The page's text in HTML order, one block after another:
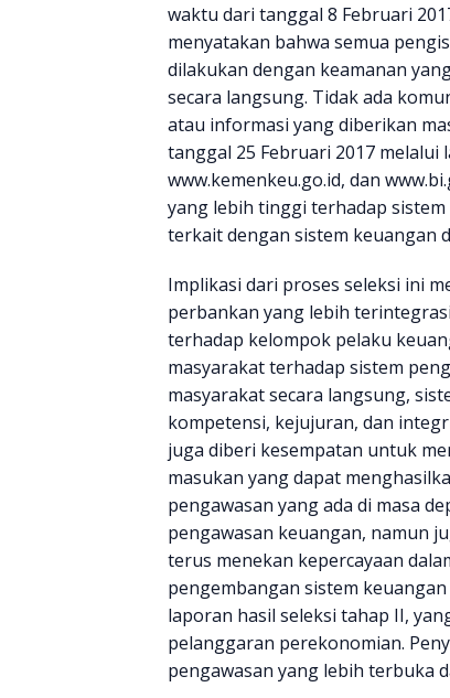
waktu dari tanggal 8 Februari
menyatakan bahwa semua
dilakukan dengan keamanan
secara langsung. Tidak ada
atau informasi yang diberikan
tanggal 25 Februari 2017 melalui
www.kemenkeu.go.id, dan
yang lebih tinggi terhadap
terkait dengan sistem keuangan
Implikasi dari proses seleksi ini
perbankan yang lebih
terhadap kelompok pelaku
masyarakat terhadap sistem
masyarakat secara langsung,
kompetensi, kejujuran, dan
juga diberi kesempatan untuk
masukan yang dapat
pengawasan yang ada di masa
pengawasan keuangan, namun
terus menekan kepercayaan
pengembangan sistem
laporan hasil seleksi tahap II,
pelanggaran perekonomian.
pengawasan yang lebih terbuka